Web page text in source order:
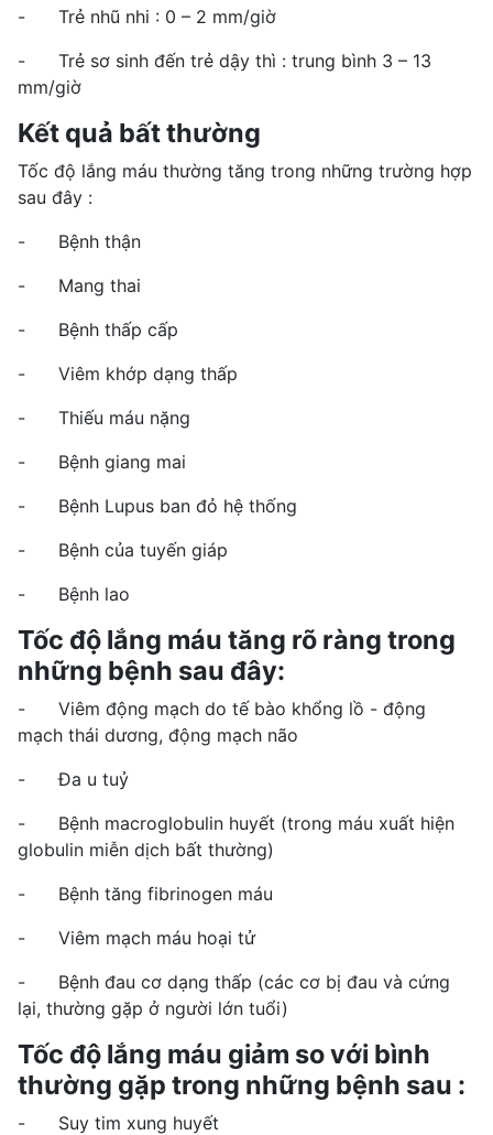
- Trẻ nhũ nhi : 0 – 2 mm/giờ
- Trẻ sơ sinh đến trẻ dậy thì : trung bình 3 – 13
mm/giờ
Kết quả bất thường
Tốc độ lắng máu thường tăng trong những trường hợp
sau đây :
- Bệnh thận
- Mang thai
- Bệnh thấp cấp
- Viêm khớp dạng thấp
- Thiếu máu nặng
- Bệnh giang mai
- Bệnh Lupus ban đỏ hệ thống
- Bệnh của tuyến giáp
- Bệnh lao
Tốc độ lắng máu tăng rõ ràng trong
những bệnh sau đây:
- Viêm động mạch do tế bào khổng lồ - động
mạch thái dương, động mạch não
- Đa u tuỷ
- Bệnh macroglobulin huyết (trong máu xuất hiện
globulin miễn dịch bất thường)
- Bệnh tăng fibrinogen máu
- Viêm mạch máu hoại tử
- Bệnh đau cơ dạng thấp (các cơ bị đau và cứng
lại, thường gặp ở người lớn tuổi)
Tốc độ lắng máu giảm so với bình
thường gặp trong những bệnh sau :
- Suy tim xung huyết